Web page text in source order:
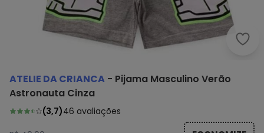
ATELIE DA CRIANCA - Pijama Masculino Verão
Astronauta Cinza
(3,7)46 avaliações